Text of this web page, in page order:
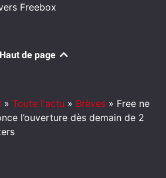
Freebox
Haut de page
» Toute l'actu » Brèves » Free ne
l’ouverture dès demain de 2